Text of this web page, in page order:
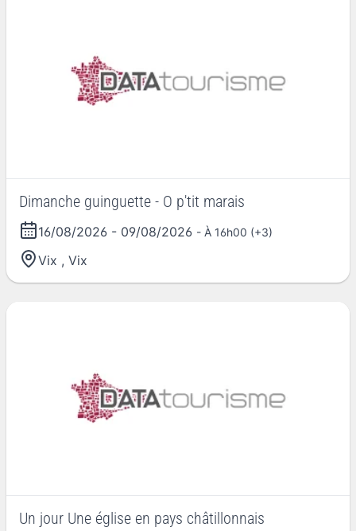
Dimanche guinguette - O p'tit marais
16/08/2026 - 09/08/2026 - À 16h00 (+3)
Vix , Vix
Un jour Une église en pays châtillonnais